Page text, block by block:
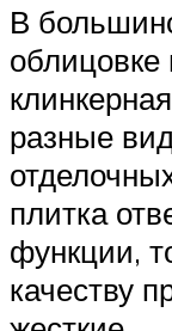
В
облицовке
разные
плитка
функции,
качеству